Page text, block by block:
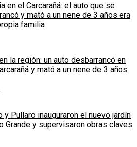
en el Carcarañá: el auto que se
y mató a un nene de 3 años era
familia
la región: un auto desbarrancó en
y mató a un nene de 3 años
y Pullaro inauguraron el nuevo jardín
Grande y supervisaron obras claves